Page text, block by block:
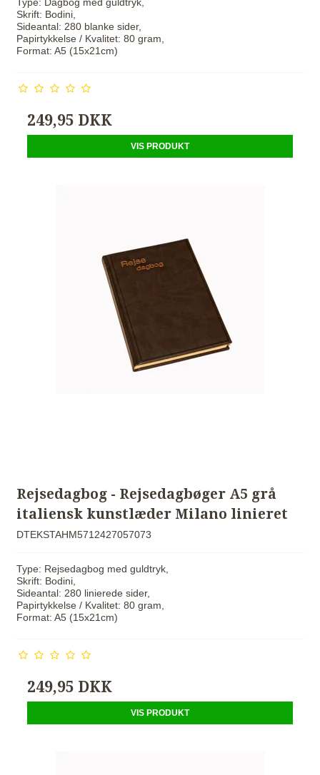
Type: Dagbog med guldtryk,
Skrift: Bodini,
Sideantal: 280 blanke sider,
Papirtykkelse / Kvalitet: 80 gram,
Format: A5 (15x21cm)
249,95 DKK
VIS PRODUKT
Rejsedagbog - Rejsedagbøger A5 grå
italiensk kunstlæder Milano linieret
DTEKSTAHM5712427057073
Type: Rejsedagbog med guldtryk,
Skrift: Bodini,
Sideantal: 280 linierede sider,
Papirtykkelse / Kvalitet: 80 gram,
Format: A5 (15x21cm)
249,95 DKK
VIS PRODUKT